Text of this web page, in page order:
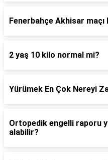
Fenerbahçe Akhisar
2 yaş 10 kilo normal mi?
Yürümek En Çok Nereyi
Ortopedik engelli raporu
alabilir?